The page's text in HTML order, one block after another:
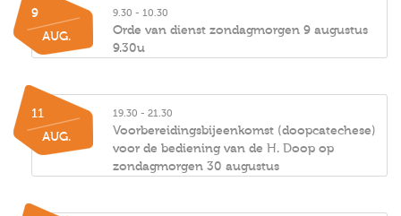
9
AUG.
9.30 - 10.30
Orde van dienst zondagmorgen 9 augustus
9.30u
11
AUG.
19.30 - 21.30
Voorbereidingsbijeenkomst (doopcatechese)
voor de bediening van de H. Doop op
zondagmorgen 30 augustus